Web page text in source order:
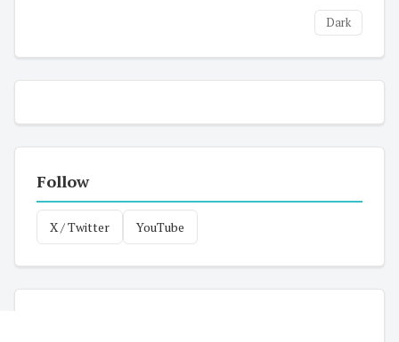
Dark
Follow
X / Twitter YouTube